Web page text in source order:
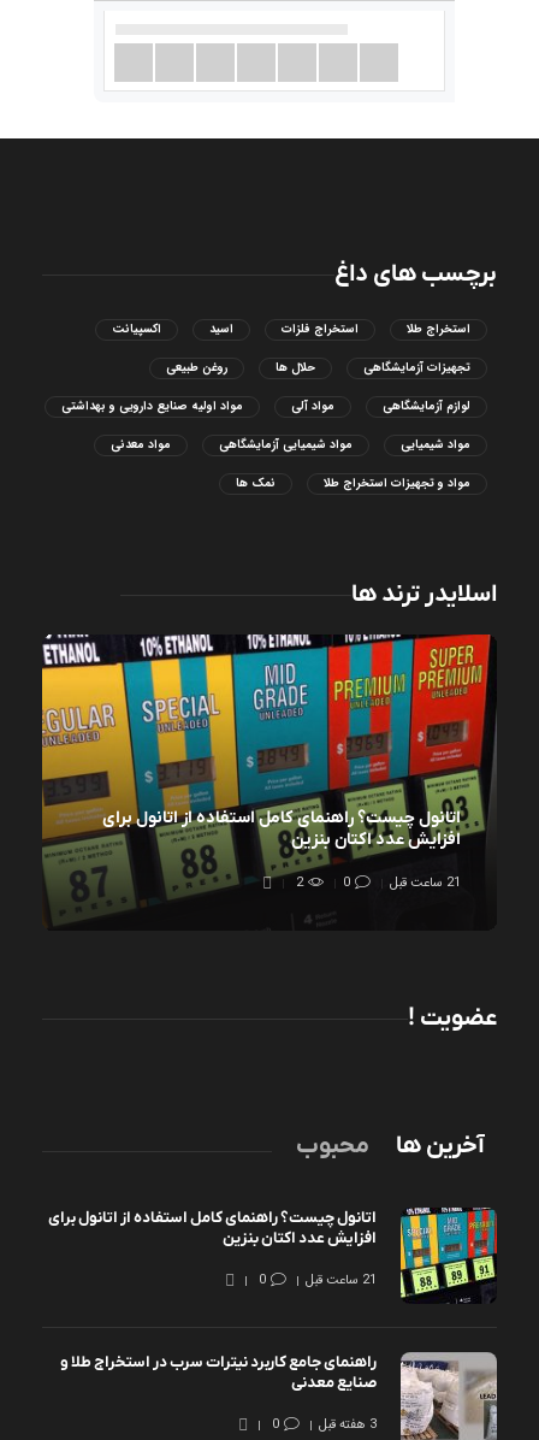
برچسب های داغ
استخراج طلا استخراج فلزات اسید اکسپیانت
تجهیزات آزمایشگاهی حلال ها روغن طبیعی
لوازم آزمایشگاهی مواد آلی مواد اولیه صنایع دارویی و بهداشتی
مواد شیمیایی مواد شیمیایی آزمایشگاهی مواد معدنی
مواد و تجهیزات استخراج طلا نمک ها
اسلایدر ترند ها
اتانول چیست؟ راهنمای کامل استفاده از اتانول برای
افزایش عدد اکتان بنزین
21 ساعت قبل 0
2
عضویت !
آخرین ها محبوب
اتانول چیست؟ راهنمای کامل استفاده از اتانول برای
افزایش عدد اکتان بنزین
21 ساعت قبل 0
راهنمای جامع کاربرد نیترات سرب در استخراج طلا و
صنایع معدنی
3 هفته قبل 0